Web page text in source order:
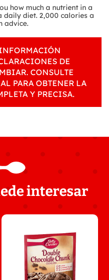
how much a nutrient in a
diet. 2,000 calories a
advice.
DE
CONSULTE
PARA OBTENER LA
Y PRECISA.
interesar